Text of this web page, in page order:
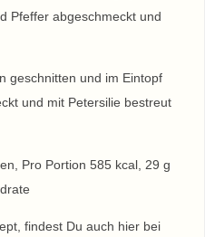
Pfeffer abgeschmeckt und
geschnitten und im Eintopf
und mit Petersilie bestreut
Pro Portion 585 kcal, 29 g
findest Du auch hier bei